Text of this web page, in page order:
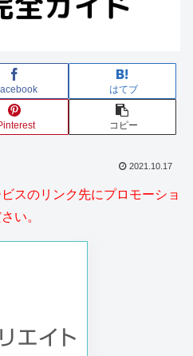
はてブ
コピー
2021.10.17
スのリンク先にプロモーショ
い。